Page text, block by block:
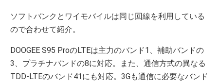
ソフトバンクとワイモバイルは同じ回線を利用している
ので合わせて紹介。
DOOGEE S95 ProのLTEは主力のバンド1、補助バンドの
3、プラチナバンドの8に対応。また、通信方式の異なる
TDD-LTEのバンド41にも対応。3Gも通信に必要なバンド